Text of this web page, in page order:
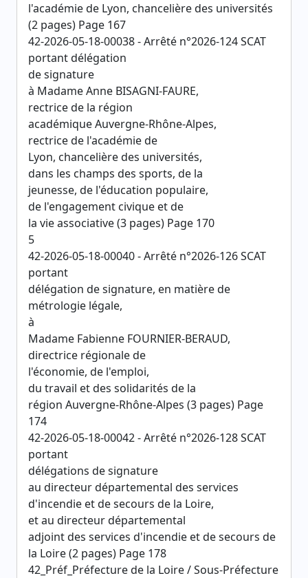
l'académie de Lyon, chancelière des universités
(2 pages) Page 167
42-2026-05-18-00038 - Arrêté n°2026-124 SCAT
portant délégation
de signature
à Madame Anne BISAGNI-FAURE,
rectrice de la région
académique Auvergne-Rhône-Alpes,
rectrice de l'académie de
Lyon, chancelière des universités,
dans les champs des sports, de la
jeunesse, de l'éducation populaire,
de l'engagement civique et de
la vie associative (3 pages) Page 170
5
42-2026-05-18-00040 - Arrêté n°2026-126 SCAT
portant
délégation de signature, en matière de
métrologie légale,
à
Madame Fabienne FOURNIER-BERAUD,
directrice régionale de
l'économie, de l'emploi,
du travail et des solidarités de la
région Auvergne-Rhône-Alpes (3 pages) Page
174
42-2026-05-18-00042 - Arrêté n°2026-128 SCAT
portant
délégations de signature
au directeur départemental des services
d'incendie et de secours de la Loire,
et au directeur départemental
adjoint des services d'incendie et de secours de
la Loire (2 pages) Page 178
42_Préf_Préfecture de la Loire / Sous-Préfecture